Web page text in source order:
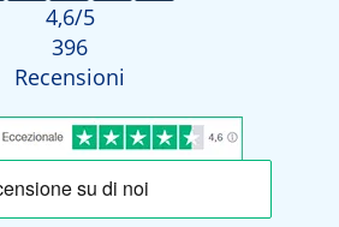
4,6/5
396
Recensioni